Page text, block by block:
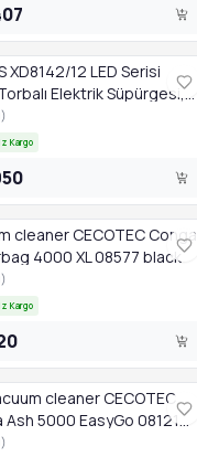
XD8142/12 LED Serisi
Elektrik Süpürgesi,
)
Kargo
cleaner CECOTEC Conga
4000 XL 08577 black
)
Kargo
cleaner CECOTEC
Ash 5000 EasyGo 08121
)